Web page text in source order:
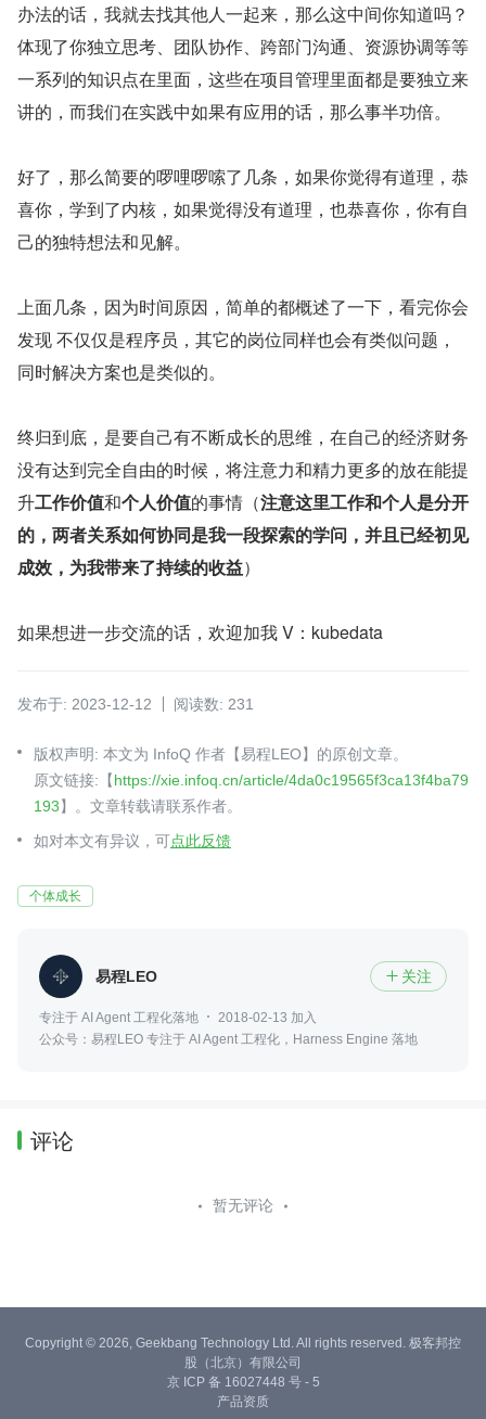
办法的话，我就去找其他人一起来，那么这中间你知道吗？
体现了你独立思考、团队协作、跨部门沟通、资源协调等等
一系列的知识点在里面，这些在项目管理里面都是要独立来
讲的，而我们在实践中如果有应用的话，那么事半功倍。
好了，那么简要的啰哩啰嗦了几条，如果你觉得有道理，恭
喜你，学到了内核，如果觉得没有道理，也恭喜你，你有自
己的独特想法和见解。
上面几条，因为时间原因，简单的都概述了一下，看完你会
发现 不仅仅是程序员，其它的岗位同样也会有类似问题，
同时解决方案也是类似的。
终归到底，是要自己有不断成长的思维，在自己的经济财务
没有达到完全自由的时候，将注意力和精力更多的放在能提
升工作价值和个人价值的事情（注意这里工作和个人是分开
的，两者关系如何协同是我一段探索的学问，并且已经初见
成效，为我带来了持续的收益）
如果想进一步交流的话，欢迎加我 V：kubedata
发布于: 2023-12-12 阅读数: 231
版权声明: 本文为 InfoQ 作者【易程LEO】的原创文章。
原文链接:【https://xie.infoq.cn/article/4da0c19565f3ca13f4ba79
193】。文章转载请联系作者。
如对本文有异议，可点此反馈
个体成长
易程LEO  关注
专注于 AI Agent 工程化落地
2018-02-13 加入
公众号：易程LEO 专注于 AI Agent 工程化，Harness Engine 落地
评论
暂无评论
Copyright © 2026, Geekbang Technology Ltd. All rights reserved. 极客邦控
股（北京）有限公司
京 ICP 备 16027448 号 - 5
产品资质